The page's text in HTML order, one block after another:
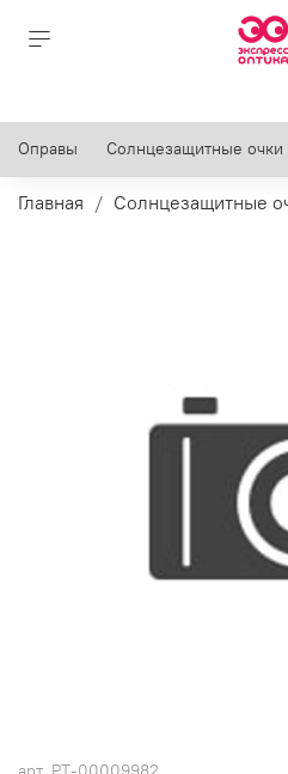
Оправы Солнцезащитные очки
Главная Солнцезащитные